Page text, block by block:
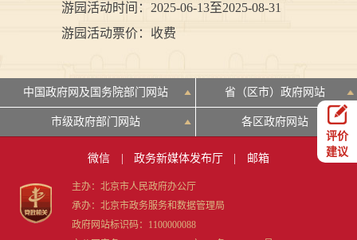
游园活动时间：2025-06-13至2025-08-31
游园活动票价：收费
评价
建议
中国政府网及国务院部门网站 省（区市）政府网站
市级政府部门网站 各区政府网站
微信 政务新媒体发布厅 邮箱
主办：北京市人民政府办公厅
承办：北京市政务服务和数据管理局
政府网站标识码：1100000088